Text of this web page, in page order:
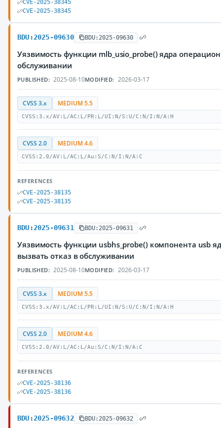
CVE-2025-38345
CVE-2025-38345
BDU:2025-09630 BDU:2025-09630
Уязвимость функции mlb_usio_probe() ядра
обслуживании
PUBLISHED: 2025-08-10MODIFIED: 2026-03-17
CVSS 3.x MEDIUM 5.5
CVSS:3.x/AV:L/AC:L/PR:L/UI:N/S:U/C:N/I:N/A:H
CVSS 2.0 MEDIUM 4.6
CVSS:2.0/AV:L/AC:L/Au:S/C:N/I:N/A:C
REFERENCES
CVE-2025-38135
CVE-2025-38135
BDU:2025-09631 BDU:2025-09631
Уязвимость функции usbhs_probe() компонента
вызвать отказ в обслуживании
PUBLISHED: 2025-08-10MODIFIED: 2026-03-17
CVSS 3.x MEDIUM 5.5
CVSS:3.x/AV:L/AC:L/PR:L/UI:N/S:U/C:N/I:N/A:H
CVSS 2.0 MEDIUM 4.6
CVSS:2.0/AV:L/AC:L/Au:S/C:N/I:N/A:C
REFERENCES
CVE-2025-38136
CVE-2025-38136
BDU:2025-09632 BDU:2025-09632